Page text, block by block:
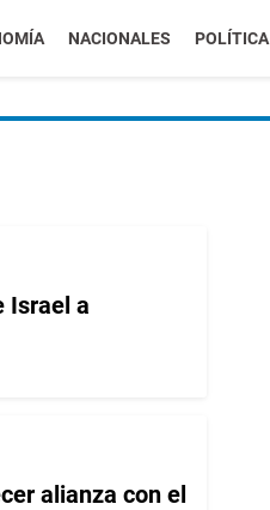
NACIONALES POLÍTICA
Israel a
alianza con el